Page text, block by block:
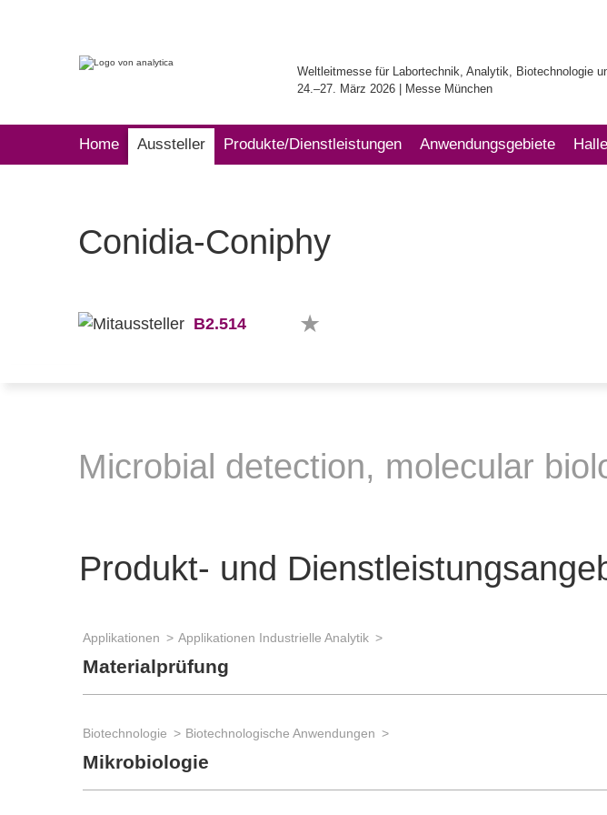
Weltleitmesse für Labortechnik, Analytik, Biotechnologie
24.–27. März 2026 | Messe München
Home Aussteller Produkte/Dienstleistungen Anwendungsgebiete
Conidia-Coniphy
B2.514
Microbial detection, molecular
Produkt- und
Applikationen Applikationen Industrielle Analytik
Materialprüfung
Biotechnologie Biotechnologische Anwendungen
Mikrobiologie